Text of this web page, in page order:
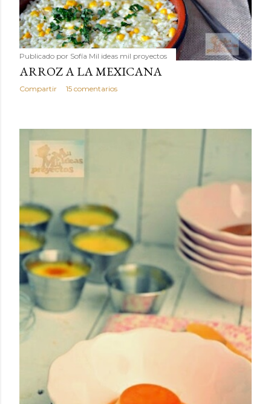
Publicado por Sofía Mil ideas mil proyectos
ARROZ A LA MEXICANA
Compartir 15 comentarios